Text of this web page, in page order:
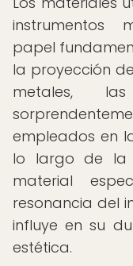
instrumentos
papel
la proyección
metales,
empleados en
lo largo de la
material
resonancia del
influye en su
estética.